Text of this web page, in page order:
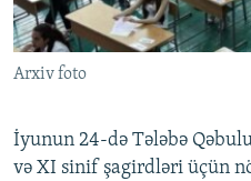
KARIKATURA
İSLAM VƏ DEMOKRATIYA
İZ - MƏDƏNIYYƏT PROQRAMI
PEŞƏ ETIKASI VƏ JURNALISTIKA
MATERIALLARIMIZDAN ISTIFADƏ
BIZIMLƏ ƏLAQƏ
BIZI IZLƏ
Arxiv foto
İyunun 24-də Tələbə
və XI sinif şagirdləri üçün